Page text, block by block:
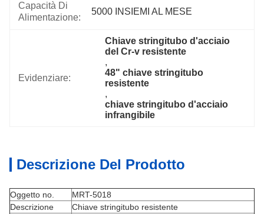
Capacità Di
Alimentazione:
5000 INSIEMI AL MESE
Evidenziare:
Chiave stringitubo d'acciaio
del Cr-v resistente
,
48" chiave stringitubo
resistente
,
chiave stringitubo d'acciaio
infrangibile
Descrizione Del Prodotto
Oggetto no.
MRT-5018
Descrizione
Chiave stringitubo resistente